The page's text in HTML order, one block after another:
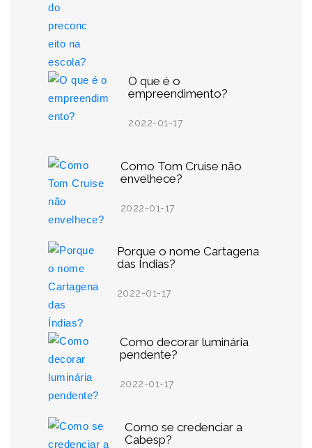
O que é o
empreendimento?
2022-01-17
Como Tom Cruise não
envelhece?
2022-01-17
Porque o nome Cartagena
das Índias?
2022-01-17
Como decorar luminária
pendente?
2022-01-17
Como se credenciar a
Cabesp?